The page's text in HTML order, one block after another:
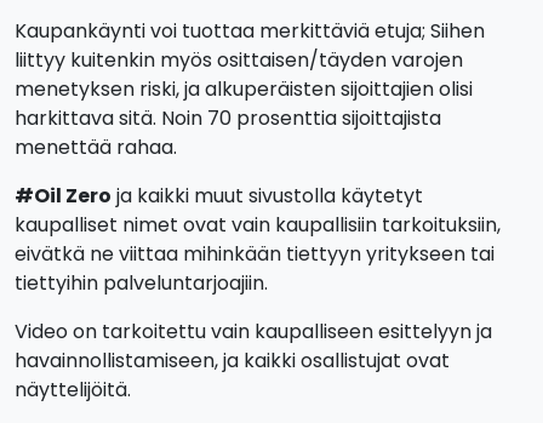
Kaupankäynti voi tuottaa merkittäviä etuja; Siihen
liittyy kuitenkin myös osittaisen/täyden varojen
menetyksen riski, ja alkuperäisten sijoittajien olisi
harkittava sitä. Noin 70 prosenttia sijoittajista
menettää rahaa.
#Oil Zero ja kaikki muut sivustolla käytetyt
kaupalliset nimet ovat vain kaupallisiin tarkoituksiin,
eivätkä ne viittaa mihinkään tiettyyn yritykseen tai
tiettyihin palveluntarjoajiin.
Video on tarkoitettu vain kaupalliseen esittelyyn ja
havainnollistamiseen, ja kaikki osallistujat ovat
näyttelijöitä.